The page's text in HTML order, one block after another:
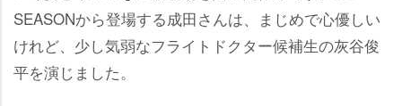
SEASONから登場する成田さんは、まじめで心優しい
けれど、少し気弱なフライトドクター候補生の灰谷俊
平を演じました。